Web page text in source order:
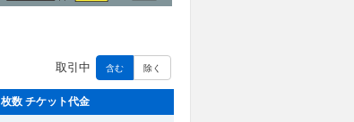
取引中 含む 除く
枚数 チケット代金